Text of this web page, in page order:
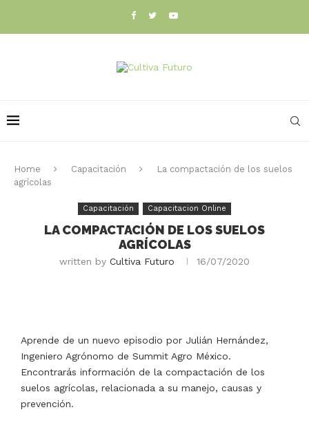
Home Capacitación
La compactación de los suelos
agrícolas
Capacitación Capacitacion Online
LA COMPACTACIÓN DE LOS SUELOS
AGRÍCOLAS
written by Cultiva Futuro 16/07/2020
Aprende de un nuevo episodio por Julián Hernández,
Ingeniero Agrónomo de Summit Agro México.
Encontrarás información de la compactación de los
suelos agrícolas, relacionada a su manejo, causas y
prevención.